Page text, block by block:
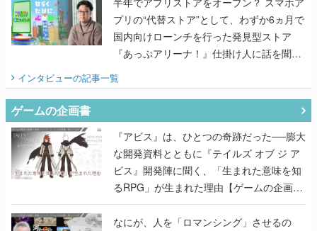
プリの“代替ストア”として、わずか6ヵ月で
国内向けローンチを行った発見型ストア
『あっぷアリーナ！』仕掛け人に話を聞い
てみた
インタビューの記事一覧
ゲームの企画書
『アビス』は、ひとつの奇跡だった──膨大
な開発資料とともに『テイルズ オブ ジ ア
ビス』開発陣に聞く、「生まれた意味を知
るRPG」が生まれた理由【ゲームの企画
書】
なにが、人を「ロマンシング」させるの